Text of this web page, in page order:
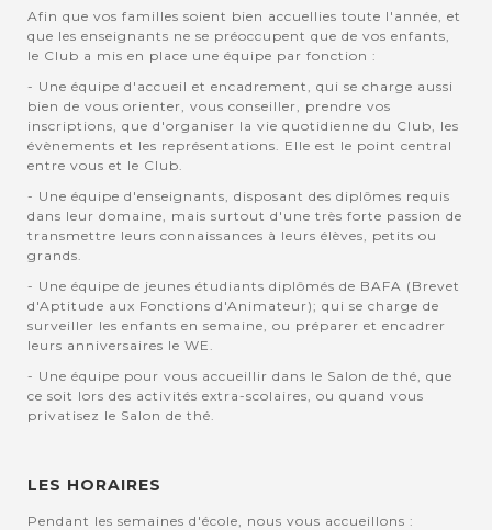
Afin que vos familles soient bien accuellies toute l'année, et
que les enseignants ne se préoccupent que de vos enfants,
le Club a mis en place une équipe par fonction :
- Une équipe d'accueil et encadrement, qui se charge aussi
bien de vous orienter, vous conseiller, prendre vos
inscriptions, que d'organiser la vie quotidienne du Club, les
évènements et les représentations. Elle est le point central
entre vous et le Club.
- Une équipe d'enseignants, disposant des diplômes requis
dans leur domaine, mais surtout d'une très forte passion de
transmettre leurs connaissances à leurs élèves, petits ou
grands.
- Une équipe de jeunes étudiants diplômés de BAFA (Brevet
d'Aptitude aux Fonctions d'Animateur); qui se charge de
surveiller les enfants en semaine, ou préparer et encadrer
leurs anniversaires le WE.
- Une équipe pour vous accueillir dans le Salon de thé, que
ce soit lors des activités extra-scolaires, ou quand vous
privatisez le Salon de thé.
LES HORAIRES
Pendant les semaines d'école, nous vous accueillons :